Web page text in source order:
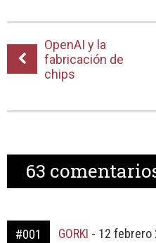
OpenAI y la
fabricación de
chips
63
#001 GORKI - 12 febrero